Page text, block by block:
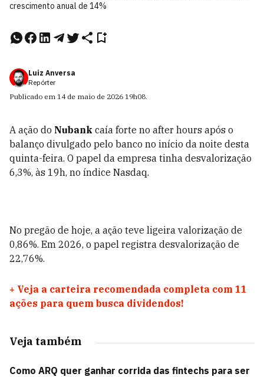
crescimento anual de 14%
Luiz Anversa
Repórter
Publicado em 14 de maio de 2026 19h08.
A ação do Nubank caía forte no after hours após o
balanço divulgado pelo banco no início da noite desta
quinta-feira. O papel da empresa tinha desvalorização
6,3%, às 19h, no índice Nasdaq.
No pregão de hoje, a ação teve ligeira valorização de
0,86%. Em 2026, o papel registra desvalorização de
22,76%.
+ Veja a carteira recomendada completa com 11
ações para quem busca dividendos!
Veja também
Como ARQ quer ganhar corrida das fintechs para ser